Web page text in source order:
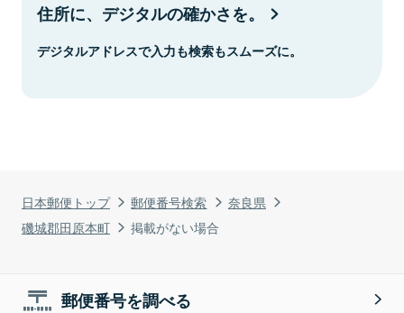
日本郵便トップ 郵便番号検索
奈良県
磯城郡田原本町
掲載がない場合
住所に、デジタルの確かさを。
デジタルアドレスで入力も検索もスムーズに。
郵便番号を調べる